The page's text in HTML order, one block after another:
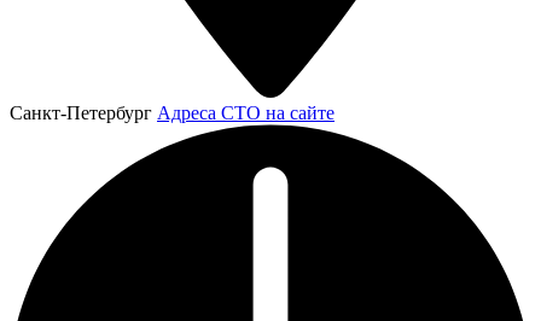
Санкт-Петербург Адреса СТО на сайте